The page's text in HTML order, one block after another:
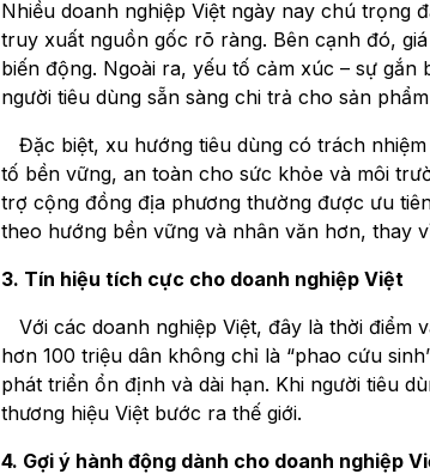
Nhiều doanh nghiệp Việt ngày nay chú trọng
truy xuất nguồn gốc rõ ràng. Bên cạnh đó,
biến động. Ngoài ra, yếu tố cảm xúc – sự gắn
người tiêu dùng sẵn sàng chi trả cho sản
Đặc biệt, xu hướng tiêu dùng có trách
tố bền vững, an toàn cho sức khỏe và môi
trợ cộng đồng địa phương thường được ưu
theo hướng bền vững và nhân văn hơn, thay
3. Tín hiệu tích cực cho doanh nghiệp Việt
Với các doanh nghiệp Việt, đây là thời điểm
hơn 100 triệu dân không chỉ là “phao cứu
phát triển ổn định và dài hạn. Khi người tiêu
thương hiệu Việt bước ra thế giới.
4. Gợi ý hành động dành cho doanh nghiệp